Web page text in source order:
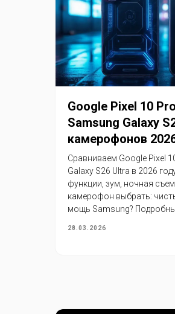
Google Pixel 10
Samsung Galaxy
камерофонов
Сравниваем Google Pixel
Galaxy S26 Ultra в 2026
функции, зум, ночная
камерофон выбрать:
мощь Samsung?
28.03.2026